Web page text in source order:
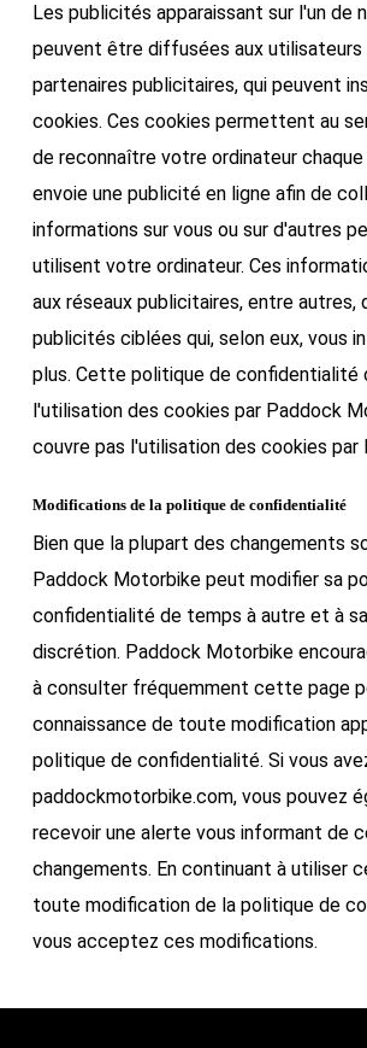
Les publicités apparaissant sur l'un de
peuvent être diffusées aux utilisateurs
partenaires publicitaires, qui peuvent
cookies. Ces cookies permettent au
de reconnaître votre ordinateur
envoie une publicité en ligne afin de
informations sur vous ou sur d'autres
utilisent votre ordinateur. Ces
aux réseaux publicitaires, entre autres,
publicités ciblées qui, selon eux, vous
plus. Cette politique de confidentialité
l'utilisation des cookies par Paddock
couvre pas l'utilisation des cookies par
Modifications de la politique de confidentialité
Bien que la plupart des changements
Paddock Motorbike peut modifier sa
confidentialité de temps à autre et à
discrétion. Paddock Motorbike
à consulter fréquemment cette page
connaissance de toute modification
politique de confidentialité. Si vous
paddockmotorbike.com, vous pouvez
recevoir une alerte vous informant de
changements. En continuant à utiliser
toute modification de la politique de
vous acceptez ces modifications.